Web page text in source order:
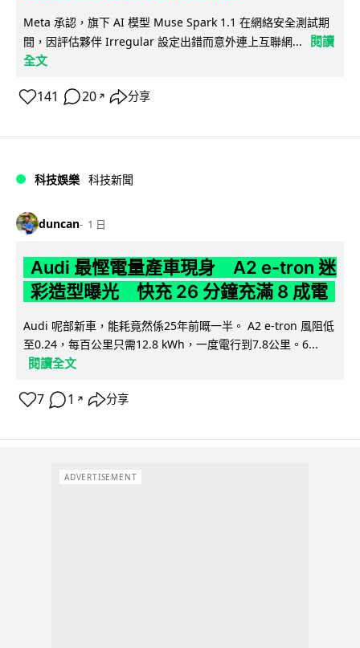
Meta 承認，旗下 AI 模型 Muse Spark 1.1 在網絡安全測試期
間，因評估夥伴 Irregular 設定出錯而意外連上互聯網...
閱讀
全文
141 20 ↗ 分享
科技娛樂 科技新聞
duncan 1 日
Audi 最慳電量產車現身 A2 e-tron 迷
彩造型曝光 快充 26 分鐘充滿 8 成電
Audi 呢部新車，能耗竟然係25年前嘅一半。 A2 e-tron 風阻低
至0.24，每百公里只需12.8 kWh，一度電行到7.8公里。6...
閱讀全文
7 1 ↗ 分享
ADVERTISEMENT